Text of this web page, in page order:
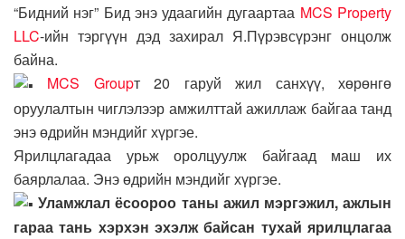
“Бидний нэг” Бид энэ удаагийн дугаартаа MCS Property
LLC-ийн тэргүүн дэд захирал Я.Пүрэвсүрэнг онцолж
байна.
MCS Groupт 20 гаруй жил санхүү, хөрөнгө
оруулалтын чиглэлээр амжилттай ажиллаж байгаа танд
энэ өдрийн мэндийг хүргэе.
Ярилцлагадаа урьж оролцуулж байгаад маш их
баярлалаа. Энэ өдрийн мэндийг хүргэе.
Уламжлал ёсоороо таны ажил мэргэжил, ажлын
гараа тань хэрхэн эхэлж байсан тухай ярилцлагаа